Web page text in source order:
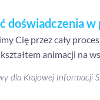
doświadczenia
Cię przez cały
animacji na
dla Krajowej Informacji